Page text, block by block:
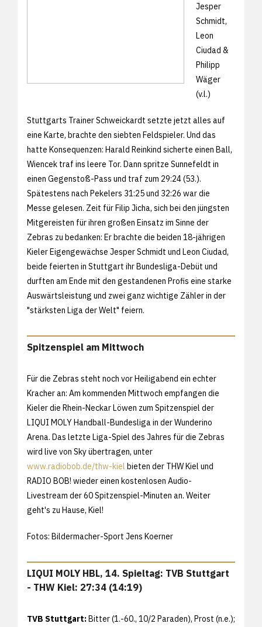
Jesper
Schmidt,
Leon
Ciudad &
Philipp
Wäger
(v.l.)
Stuttgarts Trainer Schweickardt setzte jetzt alles auf
eine Karte, brachte den siebten Feldspieler. Und das
hatte Konsequenzen: Harald Reinkind sicherte einen Ball,
Wiencek traf ins leere Tor. Dann spritze Sunnefeldt in
einen Gegenstoß-Pass und traf zum 29:24 (53.).
Spätestens nach Pekelers 31:25 und 32:26 war die
Messe gelesen. Zeit für Filip Jicha, sich bei den jüngsten
Mitgereisten für ihren großen Einsatz im Sinne der
Zebras zu bedanken: Er brachte die beiden 18-jährigen
Kieler Eigengewächse Jesper Schmidt und Leon Ciudad,
beide feierten in Stuttgart ihr Bundesliga-Debüt und
durften am Ende mit den gestandenen Profis eine starke
Auswärtsleistung und zwei ganz wichtige Zähler in der
"stärksten Liga der Welt" feiern.
Spitzenspiel am Mittwoch
Für die Zebras steht noch vor Heiligabend ein echter
Kracher an: Am kommenden Mittwoch empfangen die
Kieler die Rhein-Neckar Löwen zum Spitzenspiel der
LIQUI MOLY Handball-Bundesliga in der Wunderino
Arena. Das letzte Liga-Spiel des Jahres für die Zebras
wird live von Sky übertragen, unter
www.radiobob.de/thw-kiel bieten der THW Kiel und
RADIO BOB! wieder einen kostenlosen Audio-
Livestream der 60 Spitzenspiel-Minuten an. Weiter
geht's zu Hause, Kiel!
Fotos: Bildermacher-Sport Jens Koerner
LIQUI MOLY HBL, 14. Spieltag: TVB Stuttgart
- THW Kiel: 27:34 (14:19)
TVB Stuttgart:Bitter (1.-60., 10/2 Paraden), Prost (n.e.);